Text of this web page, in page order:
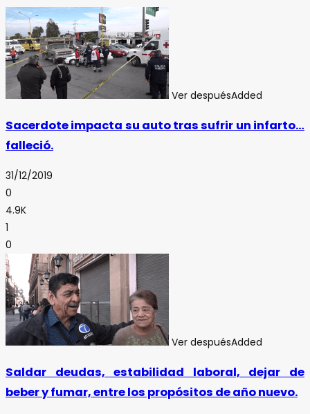
Ver despuésAdded
Sacerdote impacta su auto tras sufrir un infarto…
falleció.
31/12/2019
0
4.9K
1
0
Ver despuésAdded
Saldar deudas, estabilidad laboral, dejar de
beber y fumar, entre los propósitos de año nuevo.